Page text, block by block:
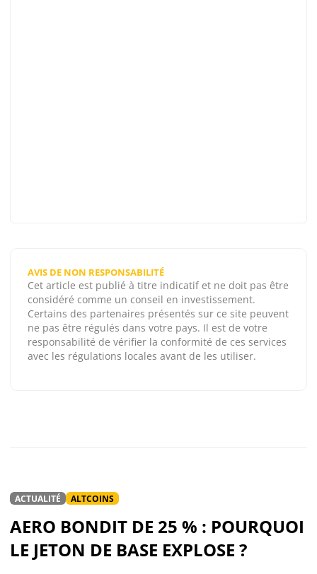
AVIS DE NON RESPONSABILITÉ
Cet article est publié à titre indicatif et ne doit pas être
considéré comme un conseil en investissement.
Certains des partenaires présentés sur ce site peuvent
ne pas être régulés dans votre pays. Il est de votre
responsabilité de vérifier la conformité de ces services
avec les régulations locales avant de les utiliser.
ACTUALITÉ ALTCOINS
AERO BONDIT DE 25 % : POURQUOI
LE JETON DE BASE EXPLOSE ?